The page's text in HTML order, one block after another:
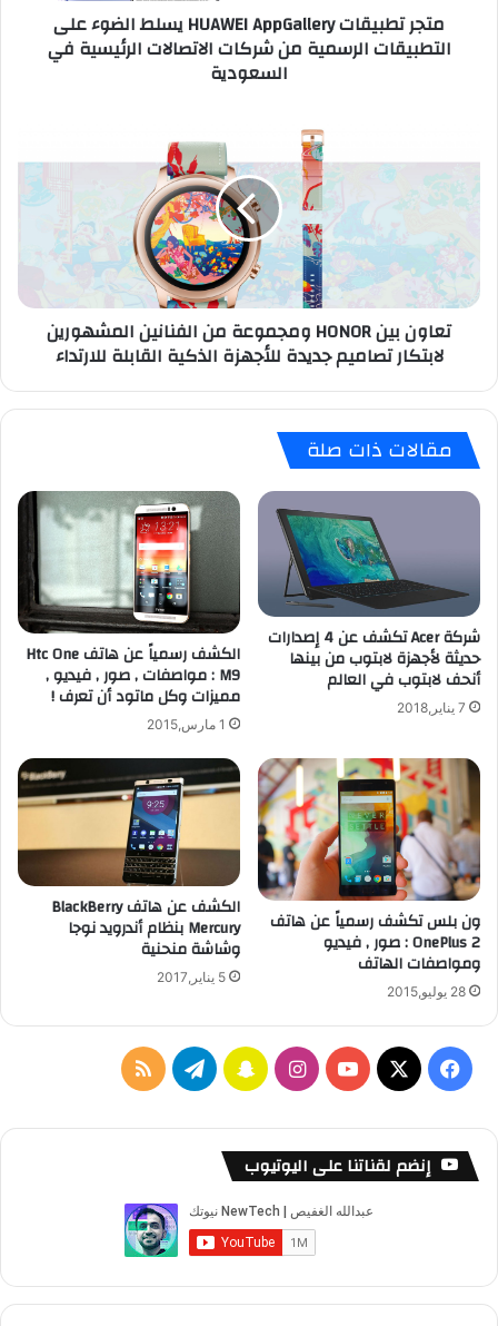
شركات
متجر تطبيقات HUAWEI AppGallery يسلط الضوء على
التطبيقات الرسمية من شركات الاتصالات الرئيسية في
السعودية
HONOR
ومجموعة
من
الفنانين
المشهورين
لابتكار
تصاميم
جديدة
للأجهزة
تعاون بين HONOR ومجموعة من الفنانين المشهورين
لابتكار تصاميم جديدة للأجهزة الذكية القابلة للارتداء
مقالات ذات صلة
شركة Acer تكشف عن 4 إصدارات
حديثة لأجهزة لابتوب من بينها
أنحف لابتوب في العالم
7 يناير,2018
الكشف رسمياً عن هاتف Htc One
M9 : مواصفات , صور , فيديو ,
مميزات وكل ماتود أن تعرف !
1 مارس,2015
ون بلس تكشف رسمياً عن هاتف
OnePlus 2 : صور , فيديو
ومواصفات الهاتف
28 يوليو,2015
الكشف عن هاتف BlackBerry
Mercury بنظام أندرويد نوجا
وشاشة منحنية
5 يناير,2017
فيسبوك
‫X
‫YouTubeانستقرامسناب تيلقرامملخص
إنضم لقناتنا على اليوتيوب